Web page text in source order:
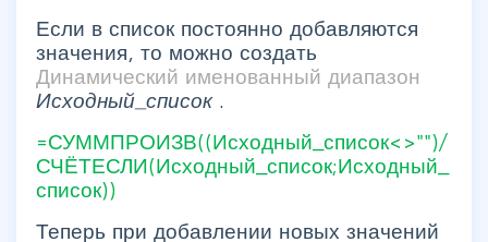
Если в список постоянно добавляются
значения, то можно создать
Динамический именованный диапазон
Исходный_список .
=СУММПРОИЗВ((Исходный_список<>"")/
СЧЁТЕСЛИ(Исходный_список;Исходный_
список))
Теперь при добавлении новых значений